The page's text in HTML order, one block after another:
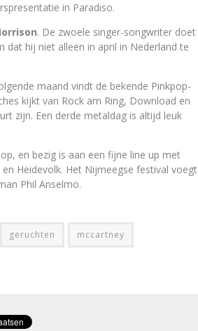
in Paradiso.
. De zwoele singer-songwriter doet
dat hij niet alleen in april in Nederland te
maand vindt de bekende Pinkpop-
kijkt van Rock am Ring, Download en
zijn. Een derde metaldag is altijd leuk
en bezig is aan een fijne line up met
Heidevolk. Het Nijmeegse festival voegt
Phil Anselmo.
geruchten mccartney